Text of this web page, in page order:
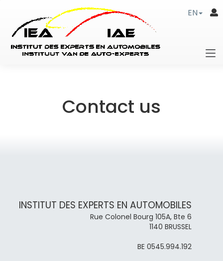
EN
Contact us
INSTITUT DES EXPERTS EN AUTOMOBILES
Rue Colonel Bourg 105A, Bte 6
1140 BRUSSEL
BE 0545.994.192